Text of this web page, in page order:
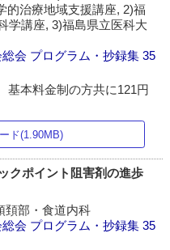
的治療地域支援講座, 2)福
学講座, 3)福島県立医科大
会 プログラム・抄録集 35
基本料金制の方共に121円
ド(1.90MB)
クポイント阻害剤の進歩
頚部・食道内科
会 プログラム・抄録集 35